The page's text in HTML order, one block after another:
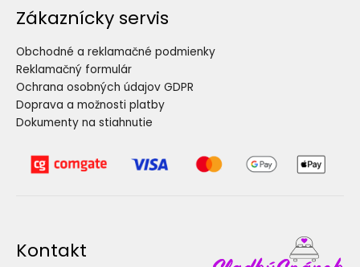
Zákaznícky servis
Obchodné a reklamačné podmienky
Reklamačný formulár
Ochrana osobných údajov GDPR
Doprava a možnosti platby
Dokumenty na stiahnutie
Kontakt